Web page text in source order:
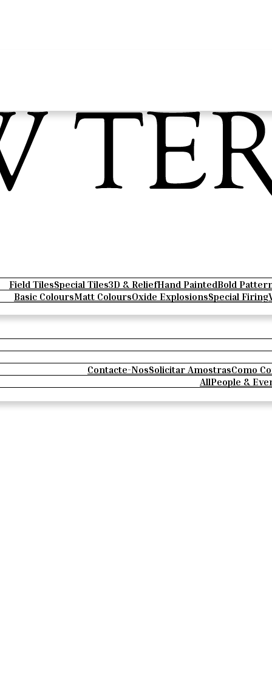
Field TilesSpecial Tiles3D & ReliefHand PaintedBold
Basic ColoursMatt ColoursOxide ExplosionsSpecial Firing
Contacte-NosSolicitar AmostrasComo
AllPeople &